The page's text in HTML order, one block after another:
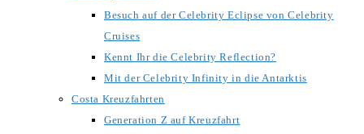
Besuch auf der Celebrity Eclipse von Celebrity
Cruises
Kennt Ihr die Celebrity Reflection?
Mit der Celebrity Infinity in die Antarktis
Costa Kreuzfahrten
Generation Z auf Kreuzfahrt